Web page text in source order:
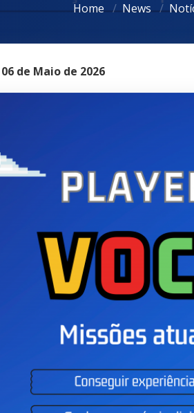
Home News
06 de Maio de 2026